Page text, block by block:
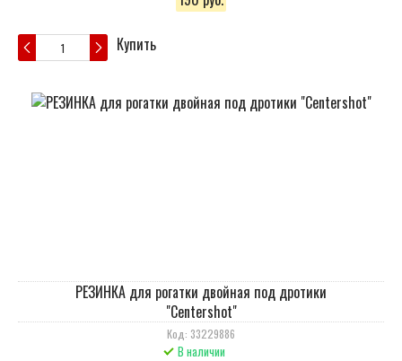
Купить
РЕЗИНКА для рогатки двойная под дротики
"Centershot"
Код: 33229886
В наличии